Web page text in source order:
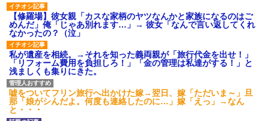
【修羅場】彼女親「カスな家柄のヤツなんかと家族になるのはご
めんだ」俺「じゃあ別れます…」→ 彼女「なんで言い返してくれ
なかったの？（泣」
私が遺産を相続。→それを知った義両親が「旅行代金を出せ！」
「リフォーム費用を負担しろ！」「金の管理は私達がする！」と
浅ましくも集りにきた。
嘘をついてフリン旅行へ出かけた嫁→翌日、嫁「ただいま～」旦
那「娘がシんだよ。何度も連絡したのに…」嫁「えっ」→なん
と・・・